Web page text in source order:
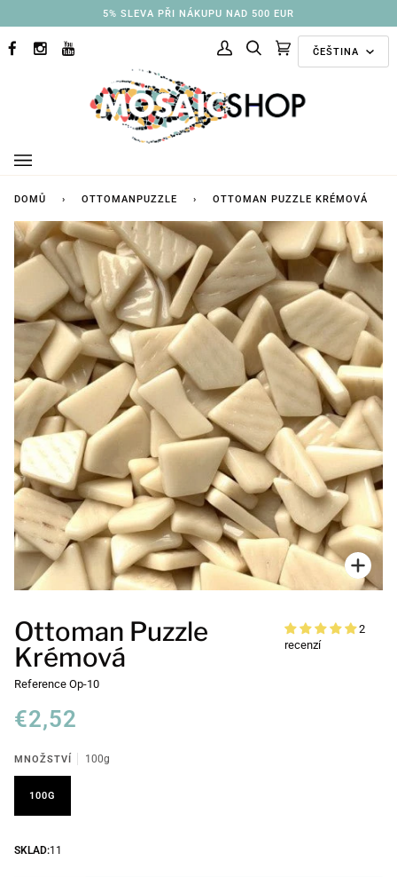
na
obsah
3% SLEVA PŘI NÁKUPU NAD 250 EUR
FACEBOOKINSTAGRAM
YOUTUBE
Můj
HledatDoporučenéJazyk
ČEŠTINA
DOMŮ › OTTOMANPUZZLE › OTTOMAN PUZZLE KRÉMOVÁ
Ottoman Puzzle
Krémová
2
recenzí
Reference Op-10
€2,52
MNOŽSTVÍ 100g
100G
SKLAD:11